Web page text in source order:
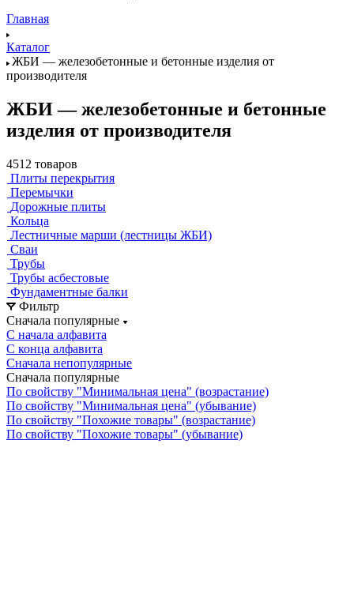
Главная
Каталог
ЖБИ — железобетонные и бетонные изделия от
производителя
ЖБИ — железобетонные и бетонные
изделия от производителя
4512 товаров
Плиты перекрытия
Перемычки
Дорожные плиты
Кольца
Лестничные марши (лестницы ЖБИ)
Сваи
Трубы
Трубы асбестовые
Фундаментные балки
Фильтр
Сначала популярные
С начала алфавита
С конца алфавита
Сначала непопулярные
Сначала популярные
По свойству "Минимальная цена" (возрастание)
По свойству "Минимальная цена" (убывание)
По свойству "Похожие товары" (возрастание)
По свойству "Похожие товары" (убывание)